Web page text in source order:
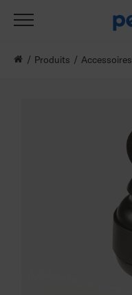
Produits Accessoires